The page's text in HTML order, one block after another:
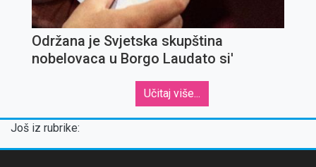
Održana je Svjetska skupština
nobelovaca u Borgo Laudato si'
Učitaj više...
Još iz rubrike: